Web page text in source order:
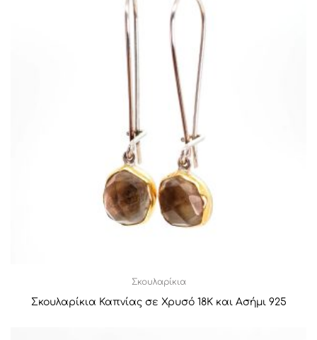
Σκουλαρίκια
Σκουλαρίκια Καπνίας σε Χρυσό 18Κ και Ασήμι 925